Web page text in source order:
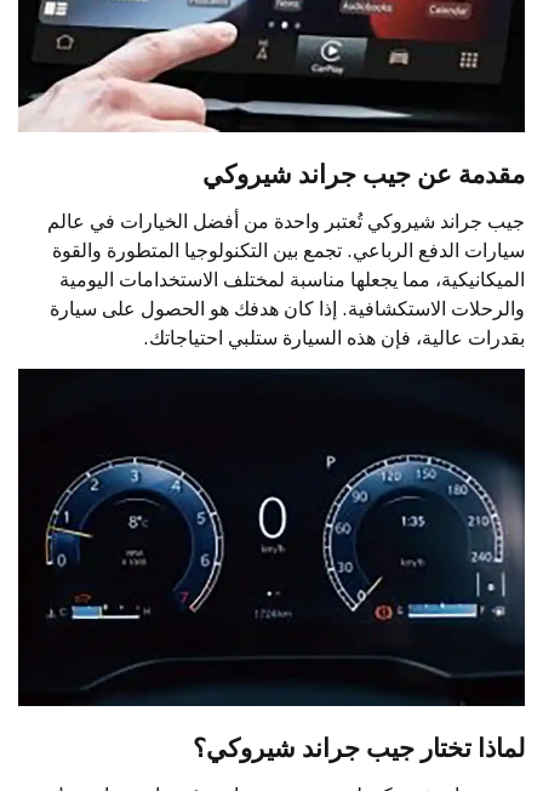
مقدمة عن جيب جراند شيروكي
جيب جراند شيروكي تُعتبر واحدة من أفضل الخيارات في عالم
سيارات الدفع الرباعي. تجمع بين التكنولوجيا المتطورة والقوة
الميكانيكية، مما يجعلها مناسبة لمختلف الاستخدامات اليومية
والرحلات الاستكشافية. إذا كان هدفك هو الحصول على سيارة
بقدرات عالية، فإن هذه السيارة ستلبي احتياجاتك.
لماذا تختار جيب جراند شيروكي؟